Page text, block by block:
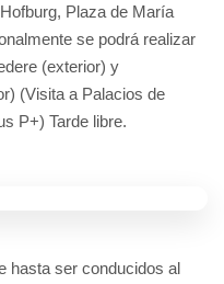
Plaza de María
se podrá realizar
(exterior) y
(Visita a Palacios de
P+) Tarde libre.
hasta ser conducidos al